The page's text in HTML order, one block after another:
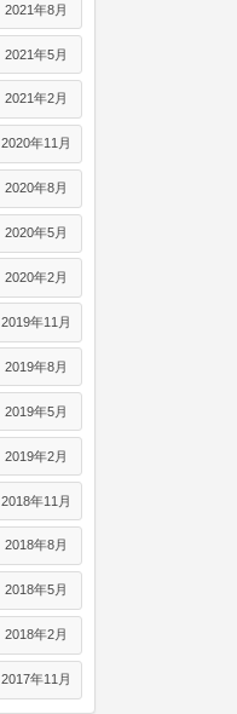
2021年8月
2021年5月
2021年2月
2020年11月
2020年8月
2020年5月
2020年2月
2019年11月
2019年8月
2019年5月
2019年2月
2018年11月
2018年8月
2018年5月
2018年2月
2017年11月